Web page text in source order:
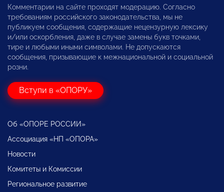
Комментарии на сайте проходят модерацию. Согласно
требованиям российского законодательства, мы не
публикуем сообщения, содержащие нецензурную лексику
и/или оскорбления, даже в случае замены букв точками,
тире и любыми иными символами. Не допускаются
сообщения, призывающие к межнациональной и социальной
розни.
Вступи в «ОПОРУ»
Об «ОПОРЕ РОССИИ»
Ассоциация «НП «ОПОРА»
Новости
Комитеты и Комиссии
Региональное развитие